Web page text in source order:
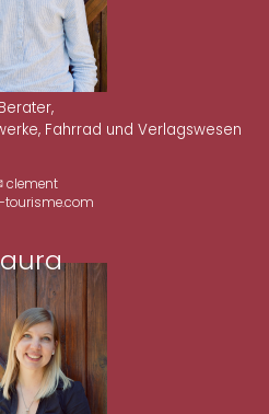
Berater,
Fahrrad und Verlagswesen
clement
tourisme.com